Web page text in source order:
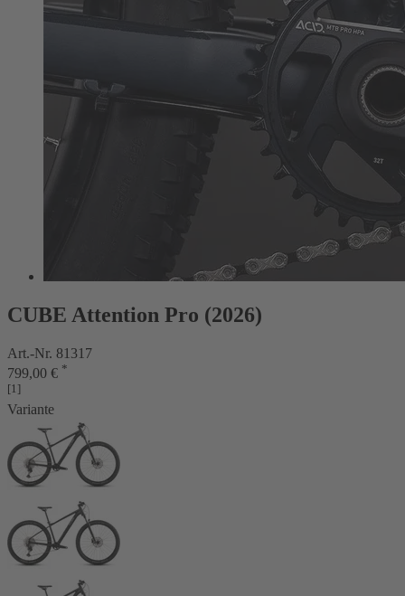
CUBE Attention Pro (2026)
Art.-Nr. 81317
799,00 € *
[1]
Variante